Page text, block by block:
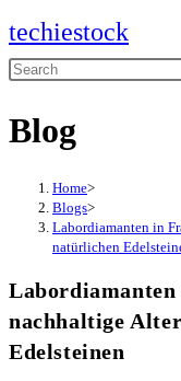
Skip
to
content
techiestock
Search
website
Blog
Home>
Blogs>
Labordiamanten in
natürlichen
nachhaltige
Edelsteinen